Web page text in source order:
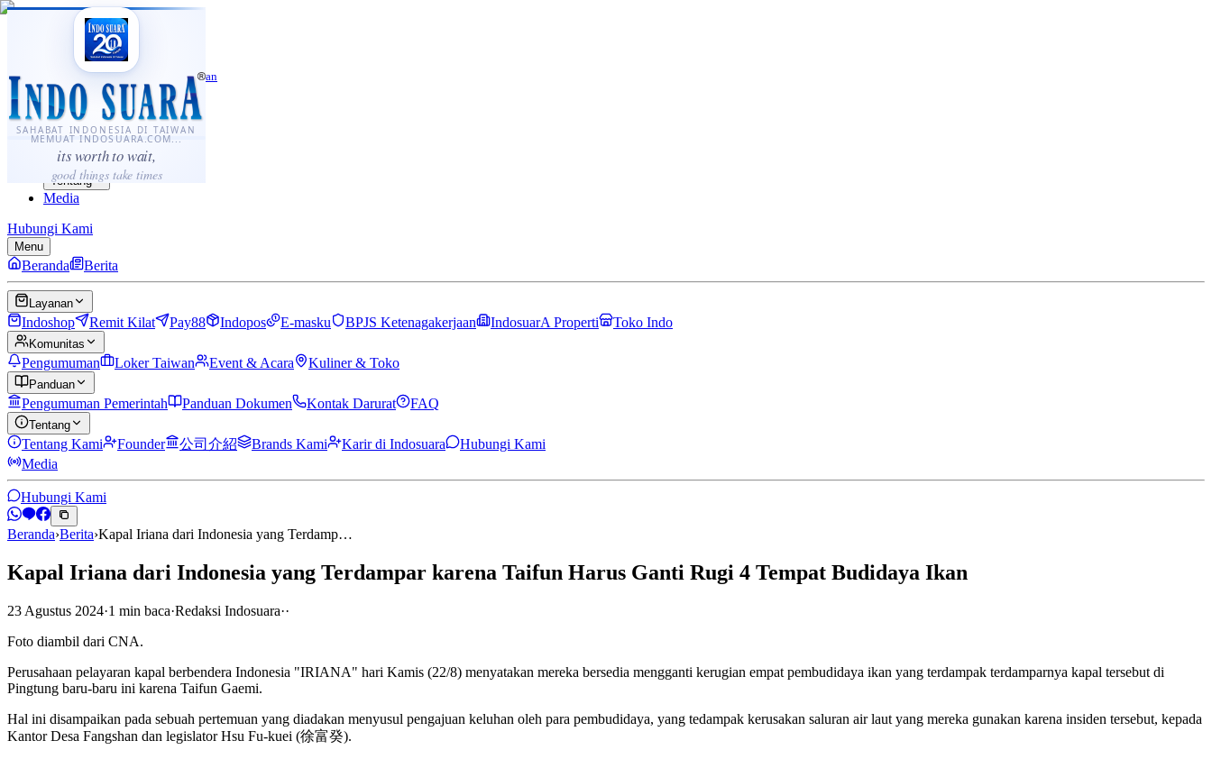
SAHABAT INDONESIA DI TAIWAN
MEMUAT INDOSUARA.COM...
its worth to wait,
good things take times
·...
⌘K
Sahabat Indonesia di Taiwan
Berita
Layanan
Komunitas
Panduan
Tentang
Media
Hubungi Kami
Menu
Beranda Berita
Layanan
Indoshop Remit Kilat Pay88 Indopos E-masku BPJS Ketenagakerjaan IndosuarA Properti Toko Indo
Komunitas
Pengumuman Loker Taiwan Event & Acara Kuliner & Toko
Panduan
Pengumuman Pemerintah Panduan Dokumen Kontak Darurat FAQ
Tentang
Tentang Kami Founder 公司介紹 Brands Kami Karir di Indosuara
Hubungi Kami
Media
Hubungi Kami
Beranda›Berita›Kapal Iriana dari Indonesia yang Terdamp…
Kapal Iriana dari Indonesia yang Terdampar karena Taifun Harus Ganti Rugi 4 Tempat Budidaya Ikan
23 Agustus 2024·1 min baca·Redaksi Indosuara··
Foto diambil dari CNA.
Perusahaan pelayaran kapal berbendera Indonesia "IRIANA" hari Kamis (22/8) menyatakan mereka bersedia mengganti kerugian empat pembudidaya ikan yang terdampak terdamparnya kapal tersebut di
Pingtung baru-baru ini karena Taifun Gaemi.
Hal ini disampaikan pada sebuah pertemuan yang diadakan menyusul pengajuan keluhan oleh para pembudidaya, yang tedampak kerusakan saluran air laut yang mereka gunakan karena insiden tersebut, kepada
Kantor Desa Fangshan dan legislator Hsu Fu-kuei (徐富癸).